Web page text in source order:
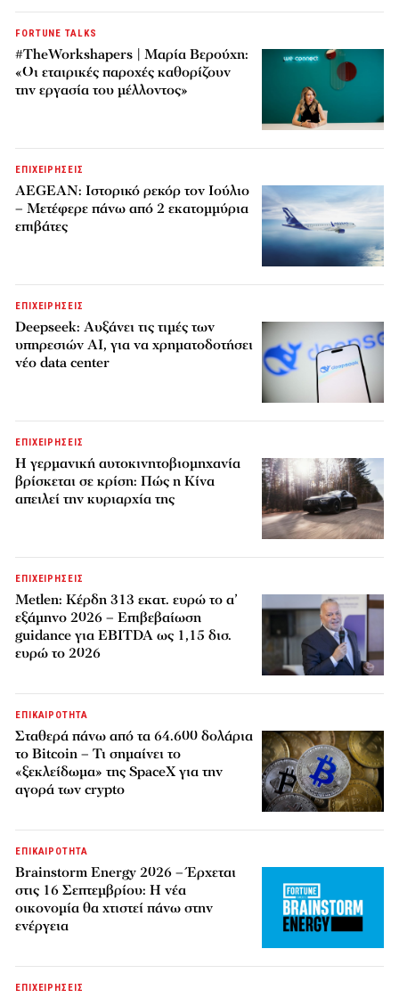
FORTUNE TALKS
#TheWorkshapers | Μαρία Βερούχη:
«Οι εταιρικές παροχές καθορίζουν
την εργασία του μέλλοντος»
ΕΠΙΧΕΙΡΗΣΕΙΣ
AEGEAN: Ιστορικό ρεκόρ τον Ιούλιο
– Μετέφερε πάνω από 2 εκατομμύρια
επιβάτες
ΕΠΙΧΕΙΡΗΣΕΙΣ
Deepseek: Αυξάνει τις τιμές των
υπηρεσιών AI, για να χρηματοδοτήσει
νέο data center
ΕΠΙΧΕΙΡΗΣΕΙΣ
Η γερμανική αυτοκινητοβιομηχανία
βρίσκεται σε κρίση: Πώς η Κίνα
απειλεί την κυριαρχία της
ΕΠΙΧΕΙΡΗΣΕΙΣ
Metlen: Κέρδη 313 εκατ. ευρώ το α’
εξάμηνο 2026 – Επιβεβαίωση
guidance για EBITDA ως 1,15 δισ.
ευρώ το 2026
ΕΠΙΚΑΙΡΟΤΗΤΑ
Σταθερά πάνω από τα 64.600 δολάρια
το Bitcoin – Τι σημαίνει το
«ξεκλείδωμα» της SpaceX για την
αγορά των crypto
ΕΠΙΚΑΙΡΟΤΗΤΑ
Brainstorm Energy 2026 – Έρχεται
στις 16 Σεπτεμβρίου: Η νέα
οικονομία θα χτιστεί πάνω στην
ενέργεια
ΕΠΙΧΕΙΡΗΣΕΙΣ